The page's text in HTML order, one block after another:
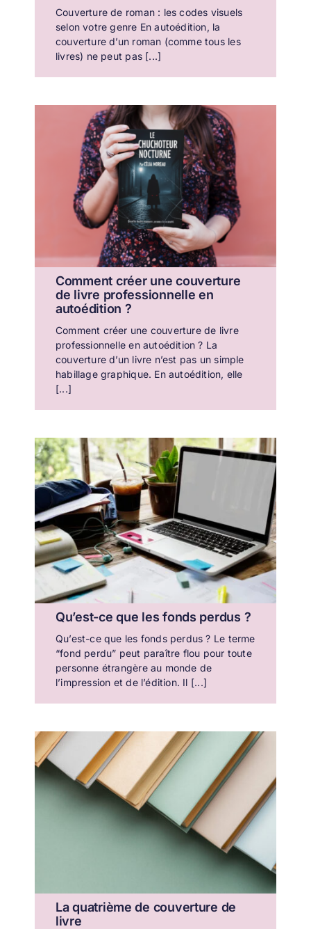
Couverture de roman : les codes visuels
selon votre genre En autoédition, la
couverture d’un roman (comme tous les
livres) ne peut pas [...]
Comment créer une couverture
de livre professionnelle en
autoédition ?
Comment créer une couverture de livre
professionnelle en autoédition ? La
couverture d’un livre n’est pas un simple
habillage graphique. En autoédition, elle
[...]
Qu’est-ce que les fonds perdus ?
Qu’est-ce que les fonds perdus ? Le terme
“fond perdu” peut paraître flou pour toute
personne étrangère au monde de
l’impression et de l’édition. Il [...]
La quatrième de couverture de
livre